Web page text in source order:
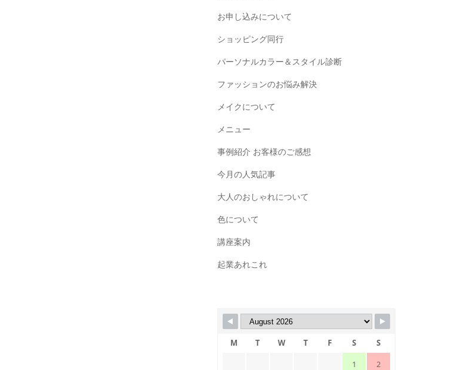
お申し込みについて
ショッピング同行
パーソナルカラー＆スタイル診断
ファッションのお悩み解決
メイクについて
メニュー
事例紹介 お客様のご感想
今月の人気記事
大人のおしゃれについて
色について
講座案内
起業あれこれ
M T W T F S
S
1
2